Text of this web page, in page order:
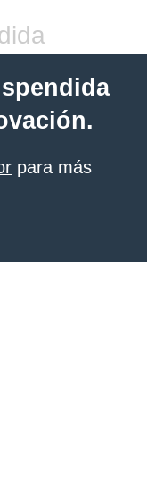
para más